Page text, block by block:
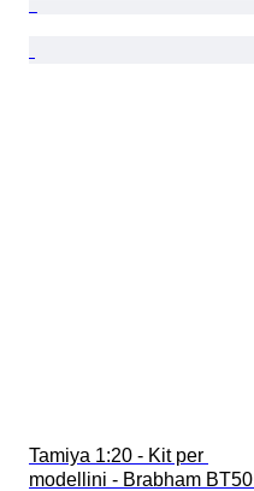
Tamiya 1:20 - Kit per
modellini - Brabham BT50